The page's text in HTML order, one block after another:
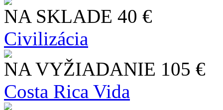
NA SKLADE 40 €
Civilizácia
NA VYŽIADANIE 105 €
Costa Rica Vida